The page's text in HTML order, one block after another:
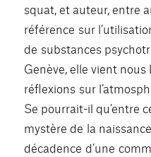
squat, et auteur, entre
référence sur
de substances
Genève, elle vient
réflexions sur
Se pourrait-il qu’entre
mystère de la
décadence d’une